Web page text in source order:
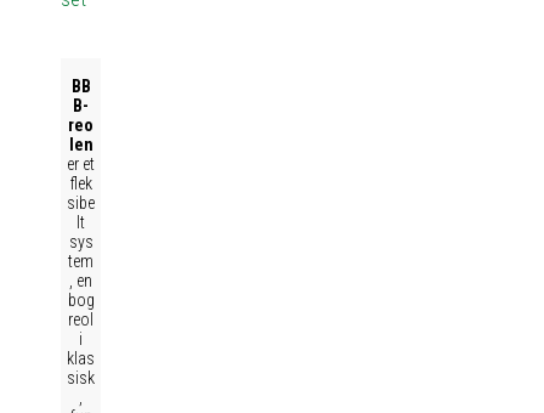
BB
B-
reo
len
er et
flek
sibe
lt
sys
tem
, en
bog
reol
i
klas
sisk